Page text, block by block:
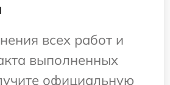
всех работ и
выполненных
официальную